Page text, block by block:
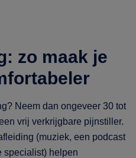
zo maak je
Neem dan ongeveer 30 tot
vrij verkrijgbare pijnstiller.
(muziek, een podcast
specialist) helpen